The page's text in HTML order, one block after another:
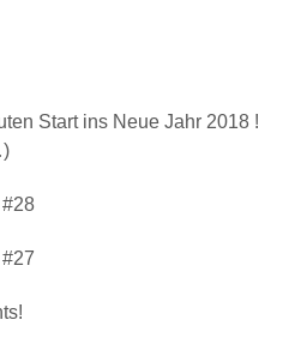
Start ins Neue Jahr 2018 !